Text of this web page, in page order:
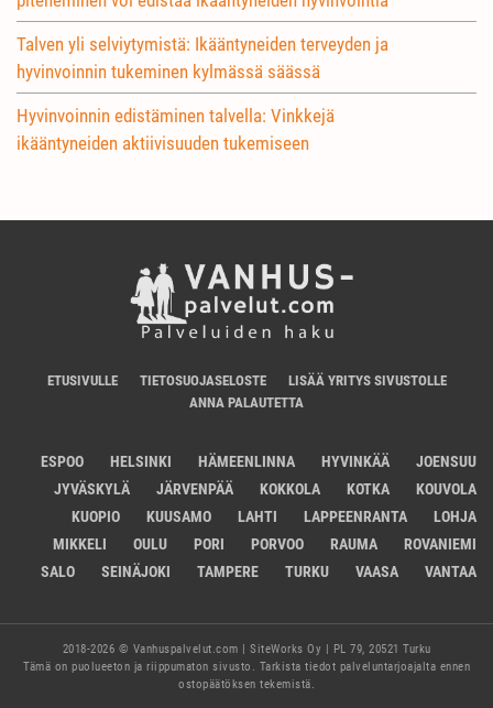
Talven yli selviytymistä: Ikääntyneiden terveyden ja
hyvinvoinnin tukeminen kylmässä säässä
Hyvinvoinnin edistäminen talvella: Vinkkejä
ikääntyneiden aktiivisuuden tukemiseen
ETUSIVULLE TIETOSUOJASELOSTE
LISÄÄ YRITYS SIVUSTOLLE
ANNA PALAUTETTA
ESPOO HELSINKI HÄMEENLINNA HYVINKÄÄ
JOENSUU
JYVÄSKYLÄ
JÄRVENPÄÄ KOKKOLA KOTKA
KOUVOLA
KUOPIO
KUUSAMO LAHTI LAPPEENRANTA
LOHJA
MIKKELI
OULU PORI PORVOO RAUMA
ROVANIEMI
SALO
SEINÄJOKI TAMPERE TURKU VAASA VANTAA
2018-2026 © Vanhuspalvelut.com | SiteWorks Oy | PL 79, 20521 Turku
Tämä on puolueeton ja riippumaton sivusto. Tarkista tiedot palveluntarjoajalta ennen
ostopäätöksen tekemistä.